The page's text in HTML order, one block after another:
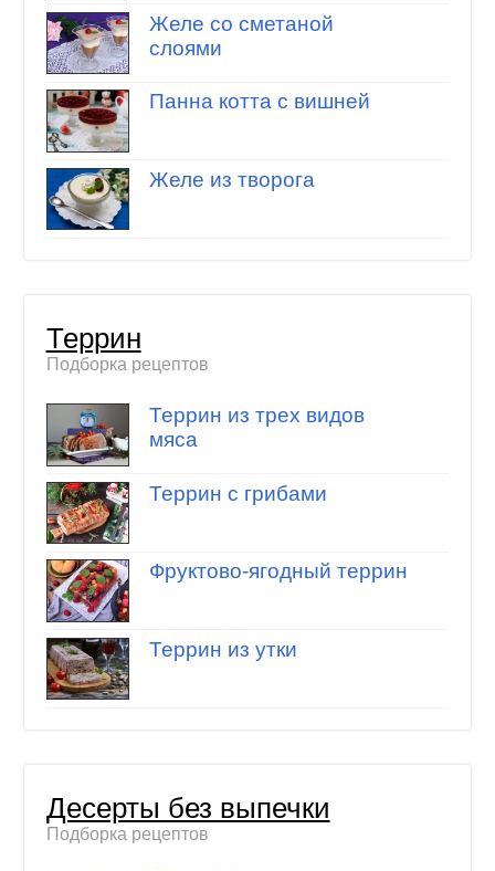
Желе со сметаной
слоями
Панна котта с вишней
Желе из творога
Террин
Подборка рецептов
Террин из трех видов
мяса
Террин с грибами
Фруктово-ягодный террин
Террин из утки
Десерты без выпечки
Подборка рецептов